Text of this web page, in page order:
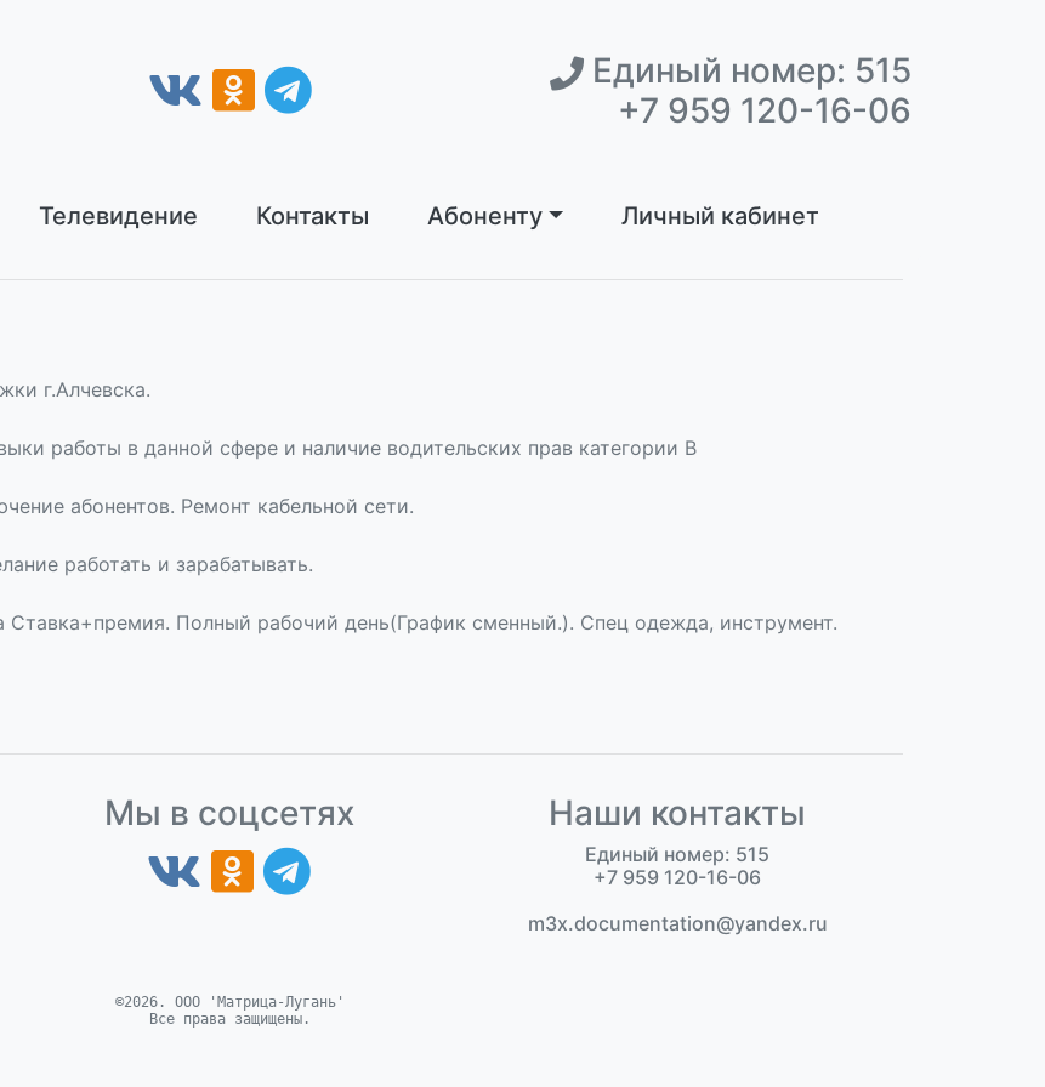
Единый номер: 515
+7 959 120-16-06
Телевидение Контакты Абоненту Личный кабинет
г.Алчевска.
работы в данной сфере и наличие водительских прав категории В
абонентов. Ремонт кабельной сети.
работать и зарабатывать.
Ставка+премия. Полный рабочий день(График сменный.). Спец одежда, инструмент.
Мы в соцсетях Наши контакты
Единый номер: 515
+7 959 120-16-06
m3x.documentation@yandex.ru
©2026. ООО 'Матрица-Лугань'
Все права защищены.